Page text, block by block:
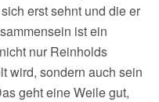
erst sehnt und die er
ist ein
nur Reinholds
wird, sondern auch sein
geht eine Weile gut,